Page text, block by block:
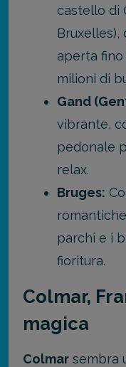
castello di
Bruxelles),
aperta fino
milioni di
Gand
vibrante,
pedonale
relax.
Bruges:
parchi e i
fioritura.
Colmar,
magica
Colmar sembra